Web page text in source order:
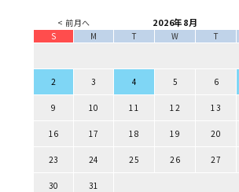
< 前月へ 2026年8月
S M T W T
2 3 4 5 6
9 10 11 12 13
16 17 18 19 20
23 24 25 26 27
30 31